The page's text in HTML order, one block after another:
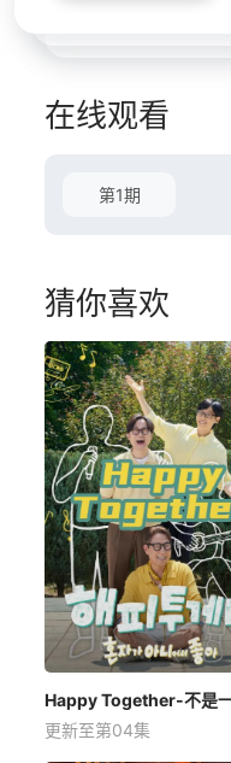
在线观看
第1期
猜你喜欢
更新至第04集